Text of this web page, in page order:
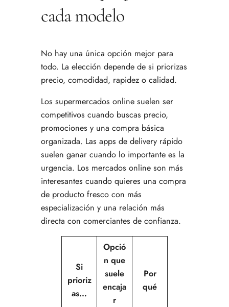
cada modelo
No hay una única opción mejor para
todo. La elección depende de si priorizas
precio, comodidad, rapidez o calidad.
Los supermercados online suelen ser
competitivos cuando buscas precio,
promociones y una compra básica
organizada. Las apps de delivery rápido
suelen ganar cuando lo importante es la
urgencia. Los mercados online son más
interesantes cuando quieres una compra
de producto fresco con más
especialización y una relación más
directa con comerciantes de confianza.
Si
prioriz
as…
Opció
n que
suele
encaja
r
Por
qué